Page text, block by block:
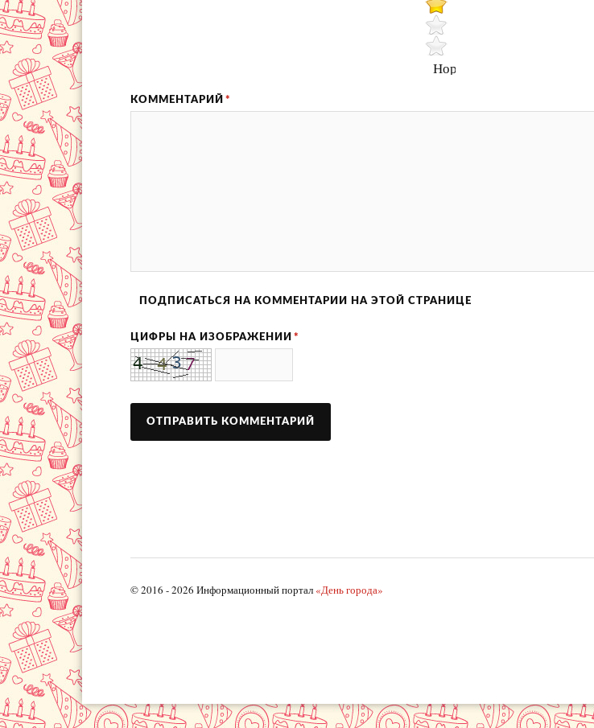
Нормально
КОММЕНТАРИЙ *
ПОДПИСАТЬСЯ НА КОММЕНТАРИИ НА ЭТОЙ СТРАНИЦЕ
ЦИФРЫ НА ИЗОБРАЖЕНИИ *
© 2016 - 2026 Информационный портал «День города»